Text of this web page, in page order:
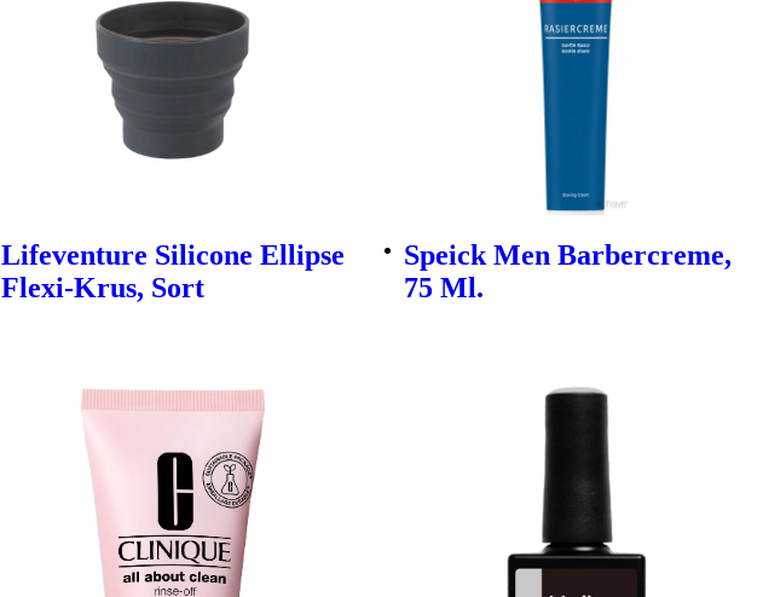
Lifeventure Silicone Ellipse
Flexi-Krus, Sort
Speick Men Barbercreme,
75 Ml.